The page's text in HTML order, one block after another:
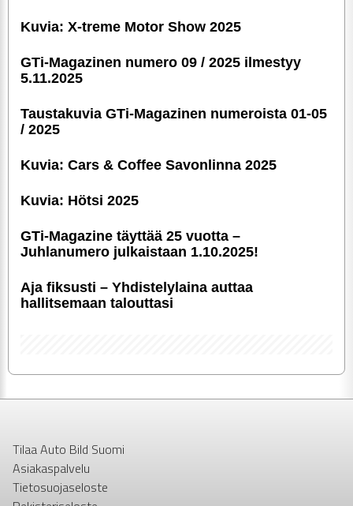
Kuvia: X-treme Motor Show 2025
GTi-Magazinen numero 09 / 2025 ilmestyy
5.11.2025
Taustakuvia GTi-Magazinen numeroista 01-05
/ 2025
Kuvia: Cars & Coffee Savonlinna 2025
Kuvia: Hötsi 2025
GTi-Magazine täyttää 25 vuotta –
Juhlanumero julkaistaan 1.10.2025!
Aja fiksusti – Yhdis­te­ly­laina auttaa
hallitsemaan talouttasi
Tilaa Auto Bild Suomi
Asiakaspalvelu
Tietosuojaseloste